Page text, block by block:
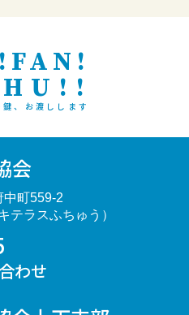
、お渡しします
会
中町559-2
テラスふちゅう）
わせ